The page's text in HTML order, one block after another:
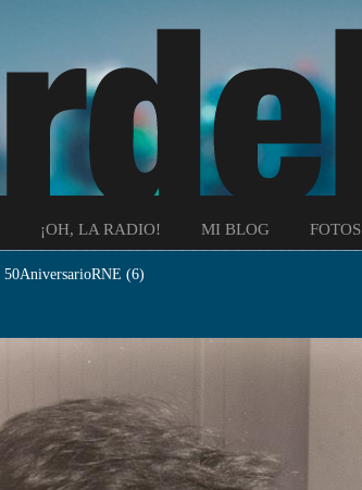
¡OH, LA RADIO! MI BLOG FOTOS
50AniversarioRNE (6)